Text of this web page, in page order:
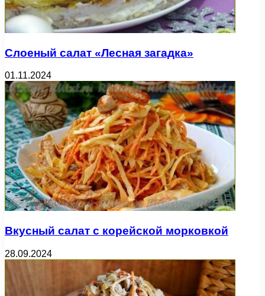
Слоеный салат «Лесная загадка»
01.11.2024
Вкусный салат с корейской морковкой
28.09.2024